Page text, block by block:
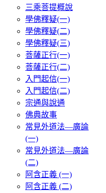
三乘菩提概說
學佛釋疑(一)
學佛釋疑(二)
學佛釋疑(三)
菩薩正行(一)
菩薩正行(二)
入門起信(一)
入門起信(二)
宗通與說通
佛典故事
常見外道法—廣論
(一)
常見外道法—廣論
(二)
阿含正義 (一)
阿含正義 (二)